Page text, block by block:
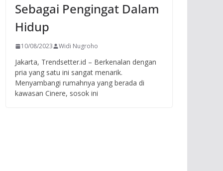
Sebagai Pengingat Dalam
Hidup
10/08/2023 Widi Nugroho
Jakarta, Trendsetter.id – Berkenalan dengan
pria yang satu ini sangat menarik.
Menyambangi rumahnya yang berada di
kawasan Cinere, sosok ini